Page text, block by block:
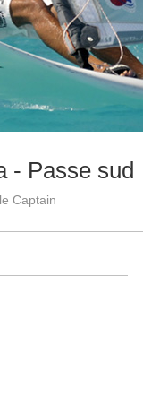
- Passe sud
Captain